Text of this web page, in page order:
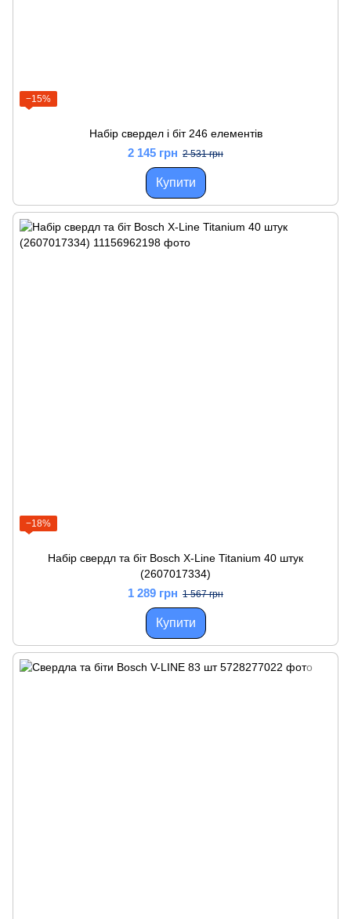
−15%
Набір свердел і біт 246 елементів
2 145 грн 2 531 грн
Купити
−18%
Набір свердл та біт Bosch X-Line Titanium 40 штук
(2607017334)
1 289 грн 1 567 грн
Купити